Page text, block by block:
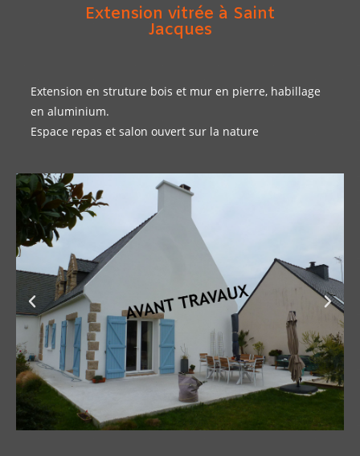
Extension vitrée à Saint
Jacques
Extension en struture bois et mur en pierre, habillage
en aluminium.
Espace repas et salon ouvert sur la nature